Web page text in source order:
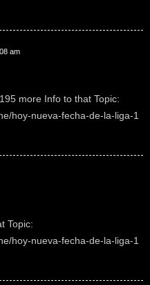
am
more Info to that Topic:
hoy-nueva-fecha-de-la-liga-1
Topic:
hoy-nueva-fecha-de-la-liga-1